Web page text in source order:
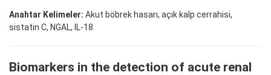
Anahtar Kelimeler: Akut böbrek hasarı, açık kalp cerrahisi,
sistatin C, NGAL, IL-18
Biomarkers in the detection of acute renal